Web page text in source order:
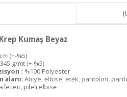
Kumaş Beyaz
(+-%5)
g/mt (+-%5)
: %100 Polyester
alanı: Abiye, elbise, etek, pantolon,
pileli elbise